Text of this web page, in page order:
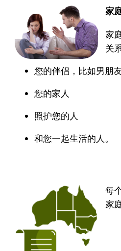
家
家
关
您的伴侣，比如男朋
您的家人
照护您的人
和您一起生活的人。
每
家